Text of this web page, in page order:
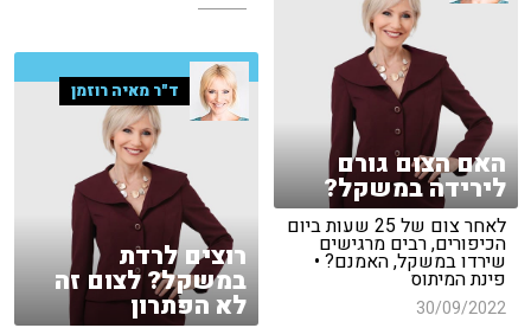
האם הצום גורם
לירידה במשקל?
לאחר צום של 25 שעות ביום
הכיפורים, רבים מרגישים
שירדו במשקל, האמנם? •
פינת המיתוס
30/09/2022
ד"ר מאיה רוזמן
רוצים לרדת
במשקל? לצום זה
לא הפתרון